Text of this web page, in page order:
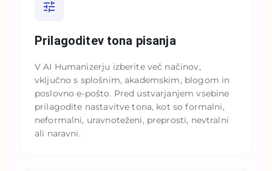
Prilagoditev tona pisanja
V AI Humanizerju izberite več načinov,
vključno s splošnim, akademskim, blogom in
poslovno e-pošto. Pred ustvarjanjem vsebine
prilagodite nastavitve tona, kot so formalni,
neformalni, uravnoteženi, preprosti, nevtralni
ali naravni.